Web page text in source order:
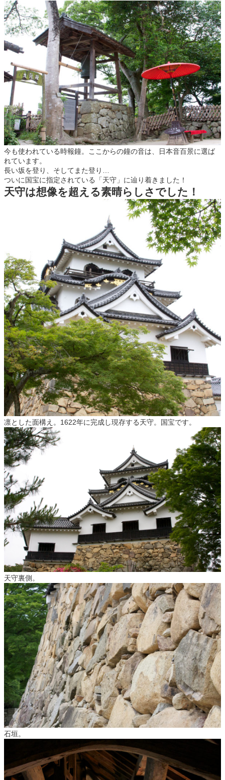
今も使われている時報鐘。ここからの鐘の音は、日本音百景に選ば
れています。
長い坂を登り、そしてまた登り…
ついに国宝に指定されている「天守」に辿り着きました！
天守は想像を超える素晴らしさでした！
凛とした面構え。1622年に完成し現存する天守。国宝です。
天守裏側。
石垣。